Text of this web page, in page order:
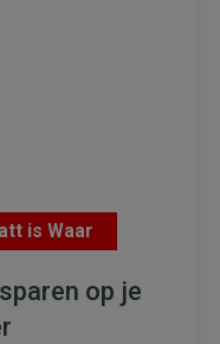
is Waar
op je